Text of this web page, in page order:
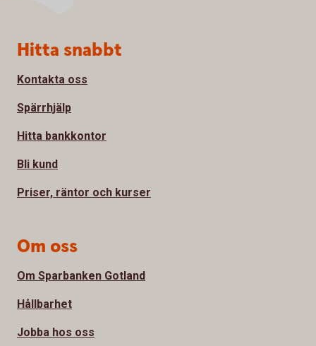
Sidfot
Hitta snabbt
Kontakta oss
Spärrhjälp
Hitta bankkontor
Bli kund
Priser, räntor och kurser
Om oss
Om Sparbanken Gotland
Hållbarhet
Jobba hos oss